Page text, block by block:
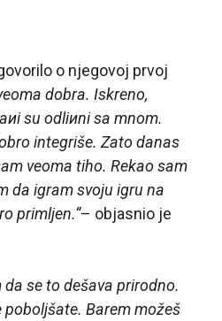
o njegovoj prvoj
dobra. Iskreno,
su odliиni sa mnom.
integriše. Zato danas
veoma tiho. Rekao sam
da igram svoju igru na
primljen.“– objasnio je
da se to dešava prirodno.
poboljšate. Barem možeš